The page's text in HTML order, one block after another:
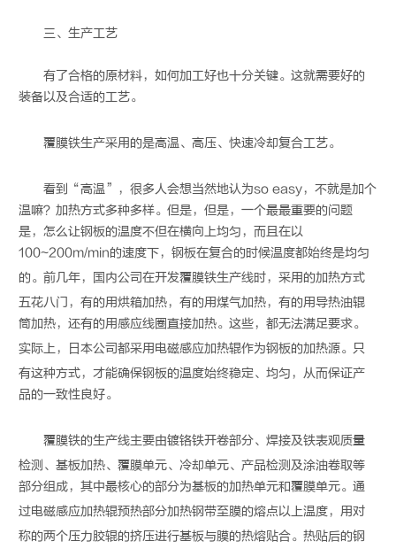
三、生产工艺
有了合格的原材料，如何加工好也十分关键。这就需要好的
装备以及合适的工艺。
覆膜铁生产采用的是高温、高压、快速冷却复合工艺。
看到“高温”，很多人会想当然地认为so easy，不就是加个
温嘛？加热方式多种多样。但是，但是，一个最最重要的问题
是，怎么让钢板的温度不但在横向上均匀，而且在以
100~200m/min的速度下，钢板在复合的时候温度都始终是均匀
的。前几年，国内公司在开发覆膜铁生产线时，采用的加热方式
五花八门，有的用烘箱加热，有的用煤气加热，有的用导热油辊
筒加热，还有的用感应线圈直接加热。这些，都无法满足要求。
实际上，日本公司都采用电磁感应加热辊作为钢板的加热源。只
有这种方式，才能确保钢板的温度始终稳定、均匀，从而保证产
品的一致性良好。
覆膜铁的生产线主要由镀铬铁开卷部分、焊接及铁表观质量
检测、基板加热、覆膜单元、冷却单元、产品检测及涂油卷取等
部分组成，其中最核心的部分为基板的加热单元和覆膜单元。通
过电磁感应加热辊预热部分加热钢带至膜的熔点以上温度，用对
称的两个压力胶辊的挤压进行基板与膜的热熔贴合。热贴后的钢